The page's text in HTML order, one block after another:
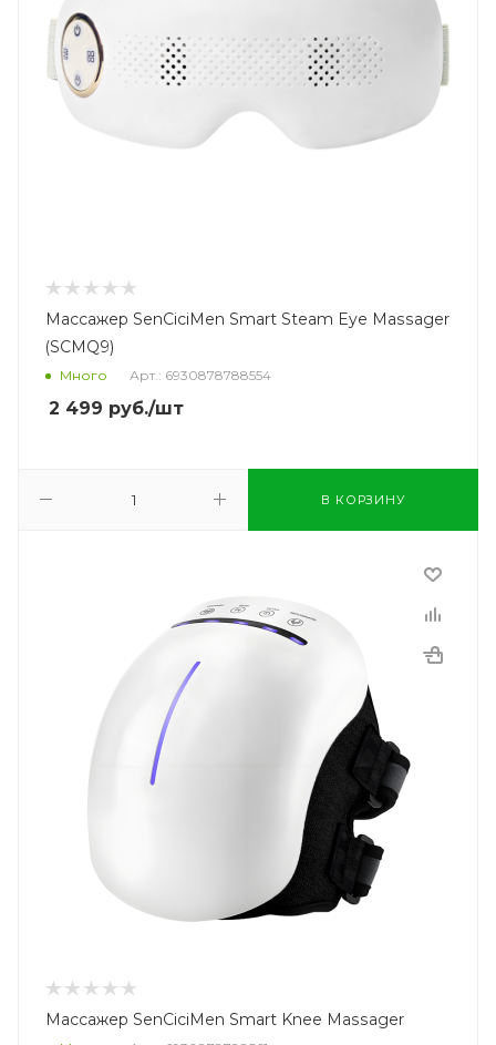
Массажер SenCiciMen Smart Steam Eye Massager
(SCMQ9)
Много Арт.: 6930878788554
2 499 руб./шт
В КОРЗИНУ
Массажер SenCiciMen Smart Knee Massager